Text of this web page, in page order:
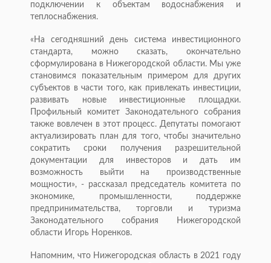
подключении к объектам водоснабжения и
теплоснабжения.
«На сегодняшний день система инвестиционного
стандарта, можно сказать, окончательно
сформулирована в Нижегородской области. Мы уже
становимся показательным примером для других
субъектов в части того, как привлекать инвестиции,
развивать новые инвестиционные площадки.
Профильный комитет Законодательного собрания
также вовлечен в этот процесс. Депутаты помогают
актуализировать план для того, чтобы значительно
сократить сроки получения разрешительной
документации для инвесторов и дать им
возможность выйти на производственные
мощности», - рассказал председатель комитета по
экономике, промышленности, поддержке
предпринимательства, торговли и туризма
Законодательного собрания Нижегородской
области Игорь Норенков.
Напомним, что Нижегородская область в 2021 году